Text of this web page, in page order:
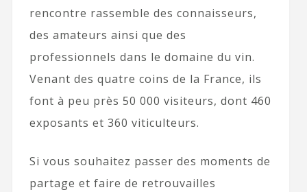
rencontre rassemble des connaisseurs,
des amateurs ainsi que des
professionnels dans le domaine du vin.
Venant des quatre coins de la France, ils
font à peu près 50 000 visiteurs, dont 460
exposants et 360 viticulteurs.
Si vous souhaitez passer des moments de
partage et faire de retrouvailles